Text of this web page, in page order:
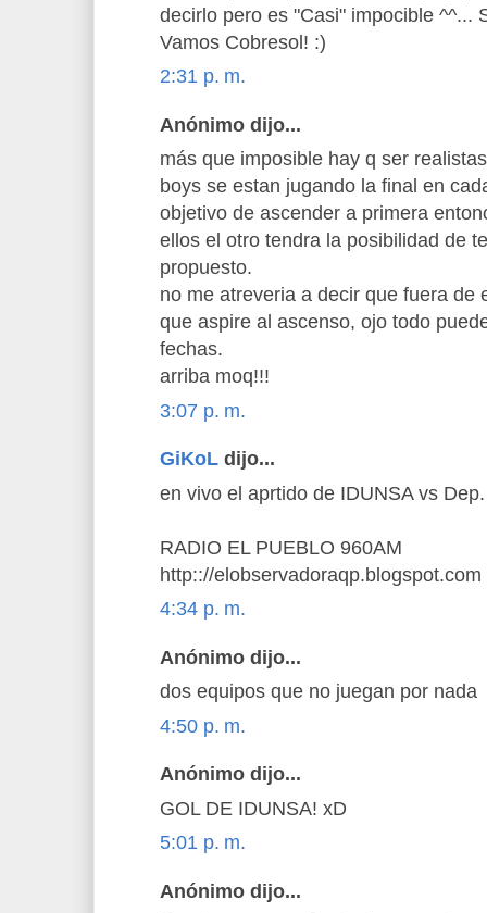
decirlo pero es "Casi" impocible ^^...
Vamos Cobresol! :)
2:31 p. m.
Anónimo dijo...
más que imposible hay q ser
boys se estan jugando la final en
objetivo de ascender a primera
ellos el otro tendra la posibilidad de
propuesto.
no me atreveria a decir que fuera de
que aspire al ascenso, ojo todo
fechas.
arriba moq!!!
3:07 p. m.
GiKoL dijo...
en vivo el aprtido de IDUNSA vs
RADIO EL PUEBLO 960AM
http:://elobservadoraqp.blogspot.com
4:34 p. m.
Anónimo dijo...
dos equipos que no juegan por nada
4:50 p. m.
Anónimo dijo...
GOL DE IDUNSA! xD
5:01 p. m.
Anónimo dijo...